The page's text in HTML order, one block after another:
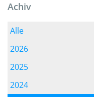
Achiv
Alle
2026
2025
2024